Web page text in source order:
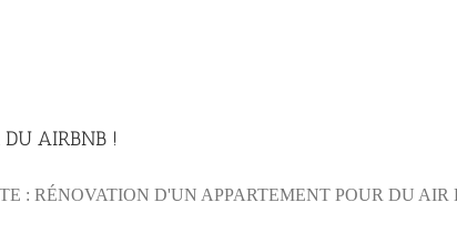
AIRBNB !
: RÉNOVATION D'UN APPARTEMENT POUR DU AIR